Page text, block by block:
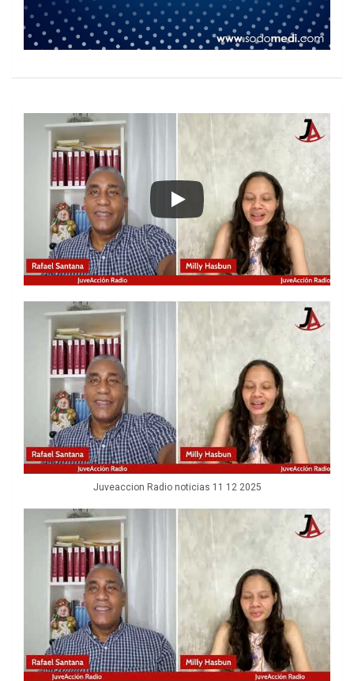
Juveaccion Radio noticias 11 12 2025